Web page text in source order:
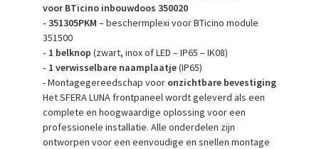
voorBTicino inbouwdoos 350020
- 351305PKM – beschermplexi voor BTicino module
351500
- 1 belknop (zwart, inox of LED – IP65 – IK08)
- 1 verwisselbare naamplaatje(IP65)
- Montagegereedschap voor onzichtbare bevestiging
Het SFERA LUNA frontpaneel wordt geleverd als een
complete en hoogwaardige oplossing voor een
professionele installatie. Alle onderdelen zijn
ontworpen voor een eenvoudige en snellen montage